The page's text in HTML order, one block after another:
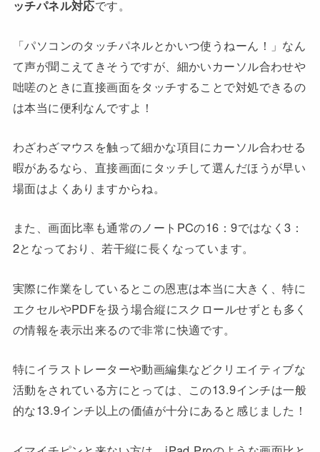
ッチパネル対応です。
「パソコンのタッチパネルとかいつ使うねーん！」なん
て声が聞こえてきそうですが、細かいカーソル合わせや
咄嗟のときに直接画面をタッチすることで対処できるの
は本当に便利なんですよ！
わざわざマウスを触って細かな項目にカーソル合わせる
暇があるなら、直接画面にタッチして選んだほうが早い
場面はよくありますからね。
また、画面比率も通常のノートPCの16：9ではなく3：
2となっており、若干縦に長くなっています。
実際に作業をしているとこの恩恵は本当に大きく、特に
エクセルやPDFを扱う場合縦にスクロールせずとも多く
の情報を表示出来るので非常に快適です。
特にイラストレーターや動画編集などクリエイティブな
活動をされている方にとっては、この13.9インチは一般
的な13.9インチ以上の価値が十分にあると感じました！